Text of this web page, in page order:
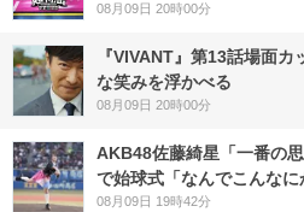
08月09日 20時00分
『VIVANT』第13話場面
な笑みを浮かべる
08月09日 20時00分
AKB48佐藤綺星「一番の
で始球式「なんでこんな
08月09日 19時42分